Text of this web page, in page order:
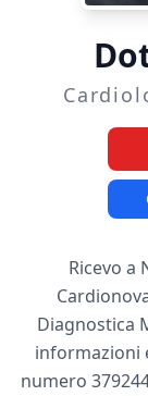
Ricevo a
Diagnostica
informazioni
numero